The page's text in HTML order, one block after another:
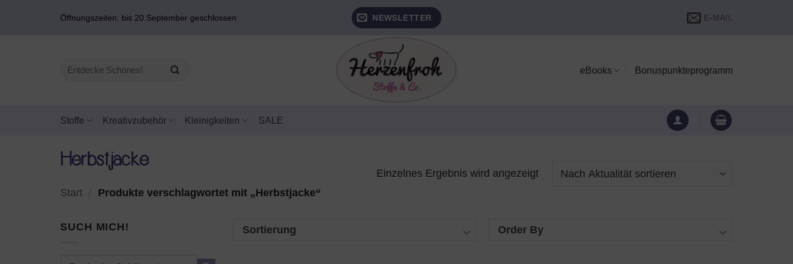
Öffnungszeiten: bis 20.September geschlossen NEWSLETTER E-MAIL
Suchen
eBooks Bonuspunkteprogramm
Stoffe Kreativzubehör Kleinigkeiten SALE
Herbstjacke
Start Produkte verschlagwortet mit „Herbstjacke“
Einzelnes Ergebnis wird angezeigt
SUCH MICH!
Suchen
Sortierung Order By